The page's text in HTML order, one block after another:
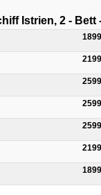
Istrien, 2 -